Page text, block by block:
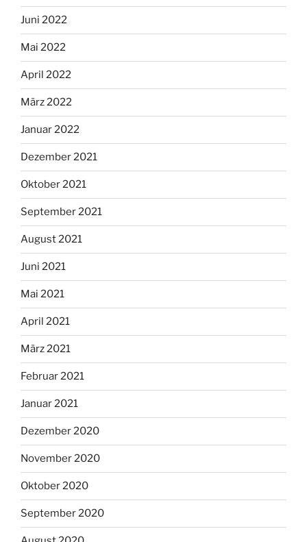
Juni 2022
Mai 2022
April 2022
März 2022
Januar 2022
Dezember 2021
Oktober 2021
September 2021
August 2021
Juni 2021
Mai 2021
April 2021
März 2021
Februar 2021
Januar 2021
Dezember 2020
November 2020
Oktober 2020
September 2020